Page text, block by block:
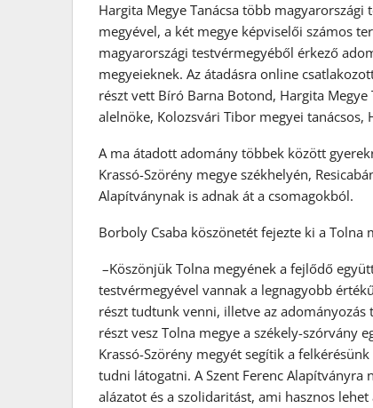
Hargita Megye Tanácsa több
megyével, a két megye képviselői számos
magyarországi testvérmegyéből érkező
megyeieknek. Az átadásra online
részt vett Bíró Barna Botond, Hargita
alelnöke, Kolozsvári Tibor megyei tanácsos,
A ma átadott adomány többek között
Krassó-Szörény megye székhelyén,
Alapítványnak is adnak át a csomagokból.
Borboly Csaba köszönetét fejezte ki a
–Köszönjük Tolna megyének a fejlődő
testvérmegyével vannak a legnagyobb
részt tudtunk venni, illetve az
részt vesz Tolna megye a székely-szórvány
Krassó-Szörény megyét segítik a
tudni látogatni. A Szent Ferenc
alázatot és a szolidaritást, ami hasznos